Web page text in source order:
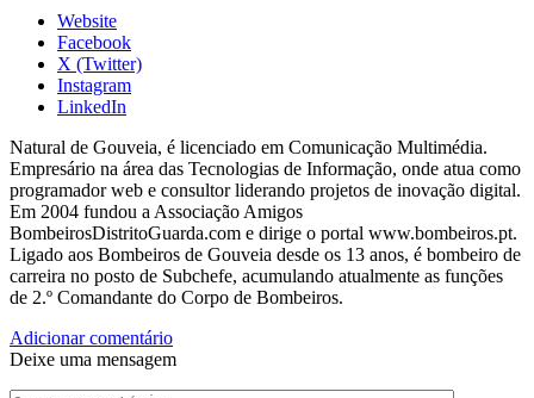
Website
Facebook
X (Twitter)
Instagram
LinkedIn
Natural de Gouveia, é licenciado em Comunicação Multimédia.
Empresário na área das Tecnologias de Informação, onde atua como
programador web e consultor liderando projetos de inovação digital.
Em 2004 fundou a Associação Amigos
BombeirosDistritoGuarda.com e dirige o portal www.bombeiros.pt.
Ligado aos Bombeiros de Gouveia desde os 13 anos, é bombeiro de
carreira no posto de Subchefe, acumulando atualmente as funções
de 2.º Comandante do Corpo de Bombeiros.
Adicionar comentário
Deixe uma mensagem